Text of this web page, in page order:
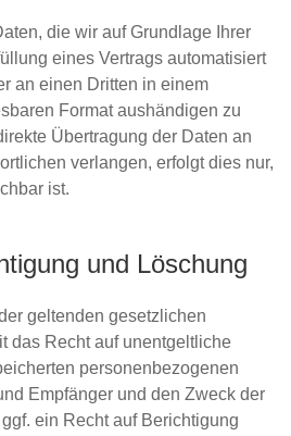
die wir auf Grundlage Ihrer
eines Vertrags automatisiert
an einen Dritten in einem
Format aushändigen zu
Übertragung der Daten an
verlangen, erfolgt dies nur,
ist.
und Löschung
geltenden gesetzlichen
das Recht auf unentgeltliche
personenbezogenen
Empfänger und den Zweck der
ein Recht auf Berichtigung